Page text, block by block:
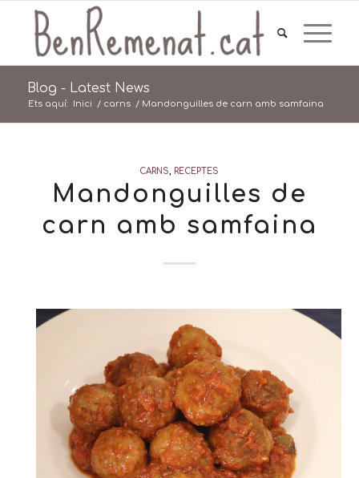
Blog - Latest News
Ets aquí: Inici / carns / Mandonguilles de carn amb samfaina
CARNS RECEPTES
Mandonguilles de
carn amb samfaina